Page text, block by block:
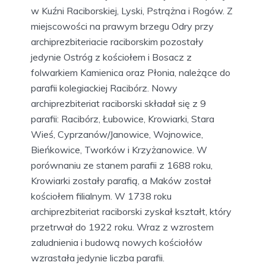
w Kuźni Raciborskiej, Lyski, Pstrążna i Rogów. Z
miejscowości na prawym brzegu Odry przy
archiprezbiteriacie raciborskim pozostały
jedynie Ostróg z kościołem i Bosacz z
folwarkiem Kamienica oraz Płonia, należące do
parafii kolegiackiej Racibórz. Nowy
archiprezbiteriat raciborski składał się z 9
parafii: Racibórz, Łubowice, Krowiarki, Stara
Wieś, Cyprzanów/Janowice, Wojnowice,
Bieńkowice, Tworków i Krzyżanowice. W
porównaniu ze stanem parafii z 1688 roku,
Krowiarki zostały parafią, a Maków został
kościołem filialnym. W 1738 roku
archiprezbiteriat raciborski zyskał kształt, który
przetrwał do 1922 roku. Wraz z wzrostem
zaludnienia i budową nowych kościołów
wzrastała jedynie liczba parafii.